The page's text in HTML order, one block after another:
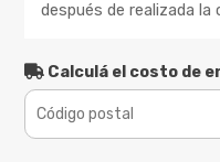
después de realizada la
Calculá el costo de